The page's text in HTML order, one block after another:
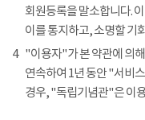
회원등록을 말소합니다.
이를 통지하고, 소명할 기
4
"이용자"가 본 약관에 의
연속하여 1년 동안 "서비
경우, "독립기념관"은 이